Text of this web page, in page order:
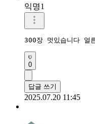
익명1
300장 멋있습니다 얼
0
답글 쓰기
2025.07.20 11:45